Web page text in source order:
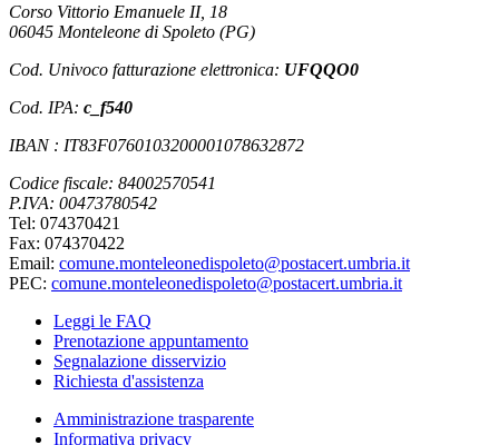
Corso Vittorio Emanuele II, 18
06045 Monteleone di Spoleto (PG)
Cod. Univoco fatturazione elettronica: UFQQO0
Cod. IPA: c_f540
IBAN : IT83F0760103200001078632872
Codice fiscale: 84002570541
P.IVA: 00473780542
Tel: 074370421
Fax: 074370422
Email: comune.monteleonedispoleto@postacert.umbria.it
PEC: comune.monteleonedispoleto@postacert.umbria.it
Leggi le FAQ
Prenotazione appuntamento
Segnalazione disservizio
Richiesta d'assistenza
Amministrazione trasparente
Informativa privacy